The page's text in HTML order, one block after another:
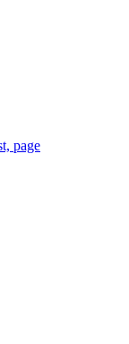
page